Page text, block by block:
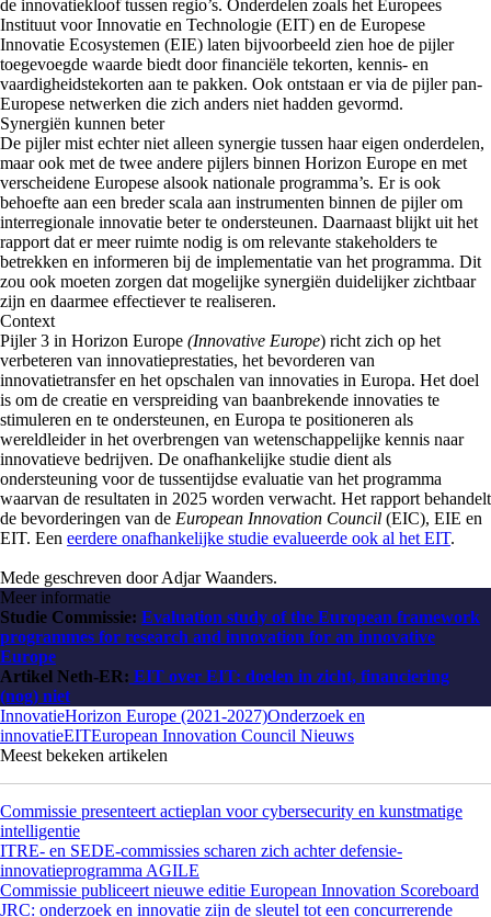
de innovatiekloof tussen regio’s. Onderdelen zoals het Europees
Instituut voor Innovatie en Technologie (EIT) en de Europese
Innovatie Ecosystemen (EIE) laten bijvoorbeeld zien hoe de pijler
toegevoegde waarde biedt door financiële tekorten, kennis- en
vaardigheidstekorten aan te pakken. Ook ontstaan er via de pijler pan-
Europese netwerken die zich anders niet hadden gevormd.
Synergiën kunnen beter
De pijler mist echter niet alleen synergie tussen haar eigen onderdelen,
maar ook met de twee andere pijlers binnen Horizon Europe en met
verscheidene Europese alsook nationale programma’s. Er is ook
behoefte aan een breder scala aan instrumenten binnen de pijler om
interregionale innovatie beter te ondersteunen. Daarnaast blijkt uit het
rapport dat er meer ruimte nodig is om relevante stakeholders te
betrekken en informeren bij de implementatie van het programma. Dit
zou ook moeten zorgen dat mogelijke synergiën duidelijker zichtbaar
zijn en daarmee effectiever te realiseren.
Context
Pijler 3 in Horizon Europe (Innovative Europe) richt zich op het
verbeteren van innovatieprestaties, het bevorderen van
innovatietransfer en het opschalen van innovaties in Europa. Het doel
is om de creatie en verspreiding van baanbrekende innovaties te
stimuleren en te ondersteunen, en Europa te positioneren als
wereldleider in het overbrengen van wetenschappelijke kennis naar
innovatieve bedrijven. De onafhankelijke studie dient als
ondersteuning voor de tussentijdse evaluatie van het programma
waarvan de resultaten in 2025 worden verwacht. Het rapport behandelt
de bevorderingen van de European Innovation Council (EIC), EIE en
EIT. Een eerdere onafhankelijke studie evalueerde ook al het EIT.
Mede geschreven door Adjar Waanders.
Meer informatie
Studie Commissie: Evaluation study of the European framework
programmes for research and innovation for an innovative
Europe
Artikel Neth-ER: EIT over EIT: doelen in zicht, financiering
(nog) niet
InnovatieHorizon Europe (2021-2027)Onderzoek en
innovatieEITEuropean Innovation Council Nieuws
Meest bekeken artikelen
Commissie presenteert actieplan voor cybersecurity en kunstmatige
intelligentie
ITRE- en SEDE-commissies scharen zich achter defensie-
innovatieprogramma AGILE
Commissie publiceert nieuwe editie European Innovation Scoreboard
JRC: onderzoek en innovatie zijn de sleutel tot een concurrerende